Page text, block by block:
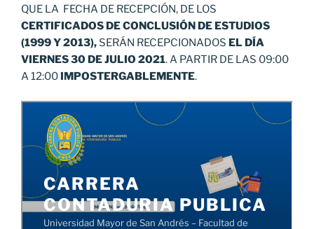
QUE LA FECHA DE RECEPCIÓN, DE LOS
CERTIFICADOS DE CONCLUSIÓN DE ESTUDIOS
(1999 Y 2013), SERÁN RECEPCIONADOS EL DÍA
VIERNES 30 DE JULIO 2021. A PARTIR DE LAS 09:00
A 12:00
IMPOSTERGABLEMENTE.